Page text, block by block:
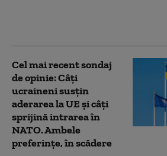
Cel mai recent sondaj
de opinie: Câți
ucraineni susțin
aderarea la UE și câți
sprijină intrarea în
NATO. Ambele
preferințe, în scădere